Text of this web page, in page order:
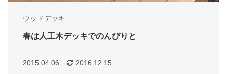
ウッドデッキ
春は人工木デッキでのんびりと
2015.04.06 2016.12.15